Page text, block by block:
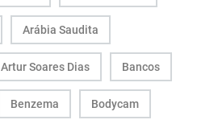
Arábia Saudita
Artur Soares Dias Bancos
Benzema Bodycam